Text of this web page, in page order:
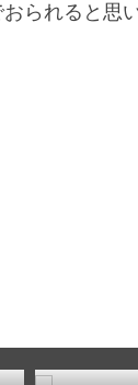
られると思い